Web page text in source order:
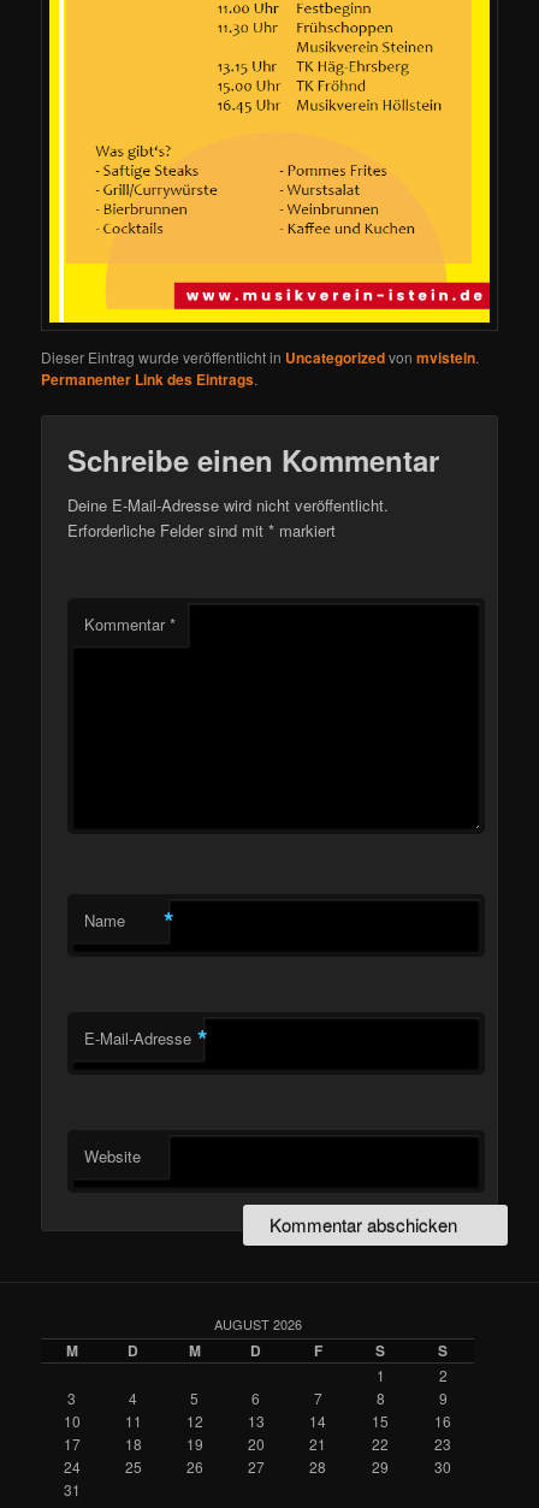
Dieser Eintrag wurde veröffentlicht in Uncategorizedvonmvistein.
Permanenter Link des Eintrags.
Schreibe einen Kommentar
Deine E-Mail-Adresse wird nicht veröffentlicht.
Erforderliche Felder sind mit* markiert
Kommentar*
Name *
E-Mail-Adresse *
Website
AUGUST 2026
M D M D F S S
1
2
3
4 5 6 7 8
9
10
11 12 13 14 15
16
17
18 19 20 21 22
23
24
25 26 27 28 29
30
31